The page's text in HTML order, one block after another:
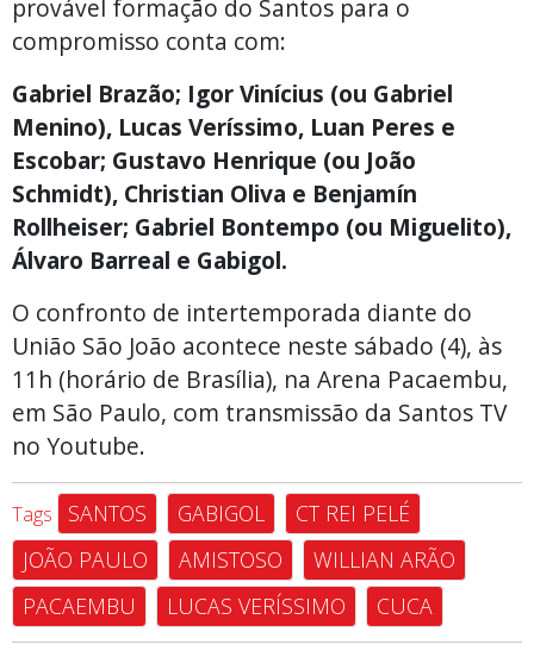
provável formação do Santos para o
compromisso conta com:
Gabriel Brazão; Igor Vinícius (ou Gabriel
Menino), Lucas Veríssimo, Luan Peres e
Escobar; Gustavo Henrique (ou João
Schmidt), Christian Oliva e Benjamín
Rollheiser; Gabriel Bontempo (ou Miguelito),
Álvaro Barreal e Gabigol.
O confronto de intertemporada diante do
União São João acontece neste sábado (4), às
11h (horário de Brasília), na Arena Pacaembu,
em São Paulo, com transmissão da Santos TV
no Youtube.
Tags SANTOS GABIGOL
CT REI PELÉ
JOÃO PAULO
AMISTOSO
WILLIAN ARÃO
PACAEMBU
LUCAS VERÍSSIMO CUCA